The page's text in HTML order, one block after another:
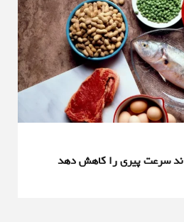
سرعت پیری را کاهش دهد